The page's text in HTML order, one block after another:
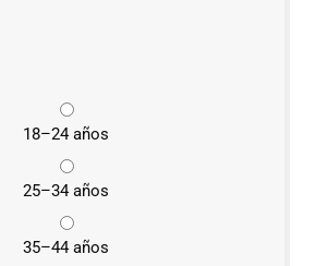
18–24 años
25–34 años
35–44 años